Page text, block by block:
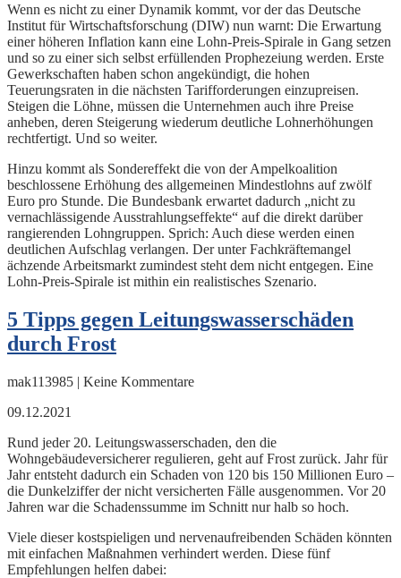
Wenn es nicht zu einer Dynamik kommt, vor der das Deutsche
Institut für Wirtschaftsforschung (DIW) nun warnt: Die Erwartung
einer höheren Inflation kann eine Lohn-Preis-Spirale in Gang setzen
und so zu einer sich selbst erfüllenden Prophezeiung werden. Erste
Gewerkschaften haben schon angekündigt, die hohen
Teuerungsraten in die nächsten Tarifforderungen einzupreisen.
Steigen die Löhne, müssen die Unternehmen auch ihre Preise
anheben, deren Steigerung wiederum deutliche Lohnerhöhungen
rechtfertigt. Und so weiter.
Hinzu kommt als Sondereffekt die von der Ampelkoalition
beschlossene Erhöhung des allgemeinen Mindestlohns auf zwölf
Euro pro Stunde. Die Bundesbank erwartet dadurch „nicht zu
vernachlässigende Ausstrahlungseffekte“ auf die direkt darüber
rangierenden Lohngruppen. Sprich: Auch diese werden einen
deutlichen Aufschlag verlangen. Der unter Fachkräftemangel
ächzende Arbeitsmarkt zumindest steht dem nicht entgegen. Eine
Lohn-Preis-Spirale ist mithin ein realistisches Szenario.
5 Tipps gegen Leitungswasserschäden
durch Frost
mak113985 | Keine Kommentare
09.12.2021
Rund jeder 20. Leitungswasserschaden, den die
Wohngebäudeversicherer regulieren, geht auf Frost zurück. Jahr für
Jahr entsteht dadurch ein Schaden von 120 bis 150 Millionen Euro –
die Dunkelziffer der nicht versicherten Fälle ausgenommen. Vor 20
Jahren war die Schadenssumme im Schnitt nur halb so hoch.
Viele dieser kostspieligen und nervenaufreibenden Schäden könnten
mit einfachen Maßnahmen verhindert werden. Diese fünf
Empfehlungen helfen dabei: